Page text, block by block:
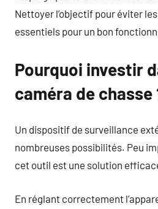
Nettoyer l’objectif pour éviter
essentiels pour un bon
Pourquoi investir
caméra de chasse
Un dispositif de surveillance
nombreuses possibilités. Peu
cet outil est une solution
En réglant correctement